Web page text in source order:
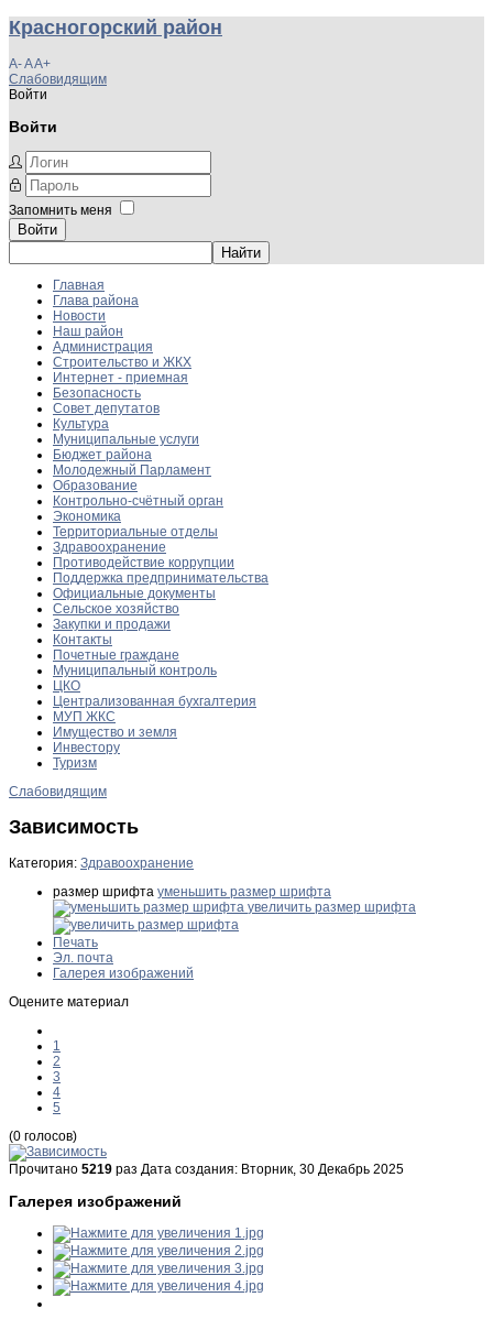
Красногорский район
A-AA+
Слабовидящим
Войти
Войти
Запомнить меня
Войти
Главная
Глава района
Новости
Наш район
Администрация
Строительство и ЖКХ
Интернет - приемная
Безопасность
Совет депутатов
Культура
Муниципальные услуги
Бюджет района
Молодежный Парламент
Образование
Контрольно-счётный орган
Экономика
Территориальные отделы
Здравоохранение
Противодействие коррупции
Поддержка предпринимательства
Официальные документы
Сельское хозяйство
Закупки и продажи
Контакты
Почетные граждане
Муниципальный контроль
ЦКО
Централизованная бухгалтерия
МУП ЖКС
Имущество и земля
Инвестору
Туризм
Слабовидящим
Зависимость
Категория: Здравоохранение
размер шрифта уменьшить размер шрифта
увеличить размер шрифта
Печать
Эл. почта
Галерея изображений
Оцените материал
1
2
3
4
5
(0 голосов)
Прочитано 5219 раз Дата создания: Вторник, 30 Декабрь 2025
Галерея изображений